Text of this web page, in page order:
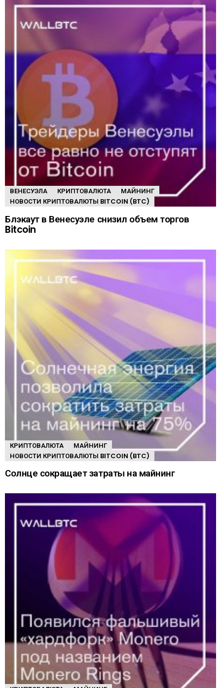
ВЕНЕСУЭЛА КРИПТОВАЛЮТА
МАЙНИНГ
НОВОСТИ КРИПТОВАЛЮТЫ BITCOIN (BTC)
Блэкаут в Венесуэле снизил объем торгов
Bitcoin
КРИПТОВАЛЮТА
МАЙНИНГ
НОВОСТИ КРИПТОВАЛЮТЫ BITCOIN (BTC)
Солнце сокращает затраты на майнинг